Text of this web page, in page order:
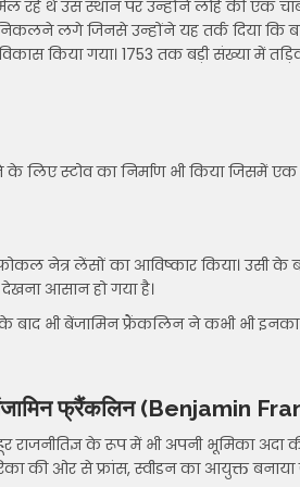
रहे थे उस स्थान पर उन्होंने लोहे की एक
लगे जिनसे उन्होंने यह तर्क दिया कि
किया गया। 1753 तक बड़ी संख्या में
लिए स्टोव का निर्माण भी किया जिसमें एक
नेत्र लेंसों का आविष्कार किया। उसी
आसान हो गया है।
बाद भी बेंजामिन फ्रैंकलिन ने कभी भी
बेंजामिन फ्रैंकलिन (Benjamin
के रूप में भी अपनी भूमिका अदा
की ओर से फ्रांस, स्वीडन का आयुक्त